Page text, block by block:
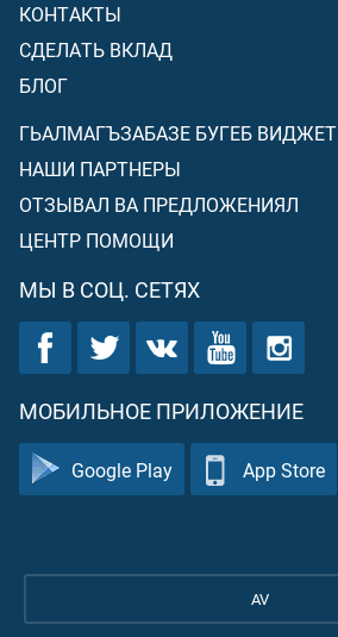
КОНТАКТЫ
СДЕЛАТЬ ВКЛАД
БЛОГ
ГЬАЛМАГЪЗАБАЗЕ БУГЕБ ВИДЖЕТ
НАШИ ПАРТНЕРЫ
ОТЗЫВАЛ ВА ПРЕДЛОЖЕНИЯЛ
ЦЕНТР ПОМОЩИ
МЫ В СОЦ. СЕТЯХ
МОБИЛЬНОЕ ПРИЛОЖЕНИЕ
Google Play App Store
AV